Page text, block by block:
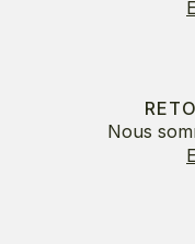
Nous